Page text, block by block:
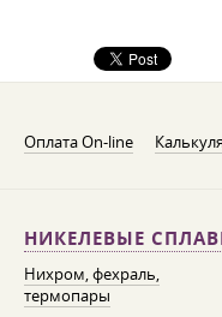
Оплата On-line
НИКЕЛЕВЫЕ
Нихром, фехраль,
термопары